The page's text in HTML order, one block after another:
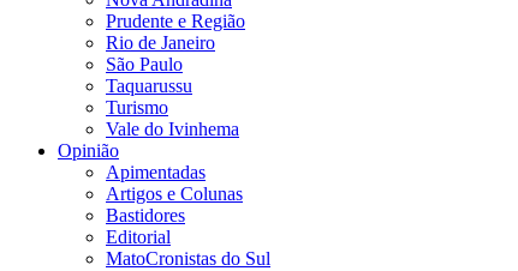
Prudente e Região
Rio de Janeiro
São Paulo
Taquarussu
Turismo
Vale do Ivinhema
Opinião
Apimentadas
Artigos e Colunas
Bastidores
Editorial
MatoCronistas do Sul